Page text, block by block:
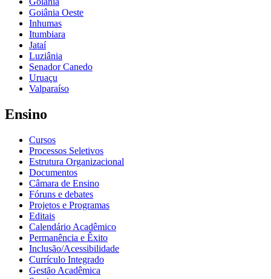
Goiânia Oeste
Inhumas
Itumbiara
Jataí
Luziânia
Senador Canedo
Uruaçu
Valparaíso
Ensino
Cursos
Processos Seletivos
Estrutura Organizacional
Documentos
Câmara de Ensino
Fóruns e debates
Projetos e Programas
Editais
Calendário Acadêmico
Permanência e Êxito
Inclusão/Acessibilidade
Currículo Integrado
Gestão Acadêmica